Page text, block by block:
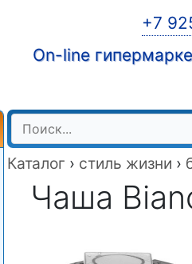
+7
On-line
Каталог › стиль жизни ›
Чаша